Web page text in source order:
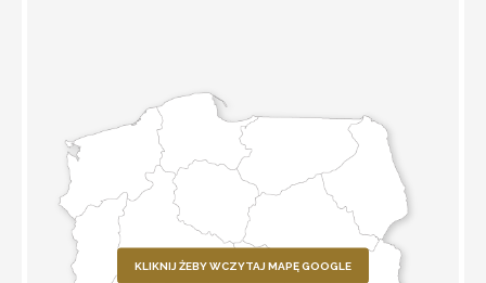
KLIKNIJ ŻEBY WCZYTAJ MAPĘ GOOGLE